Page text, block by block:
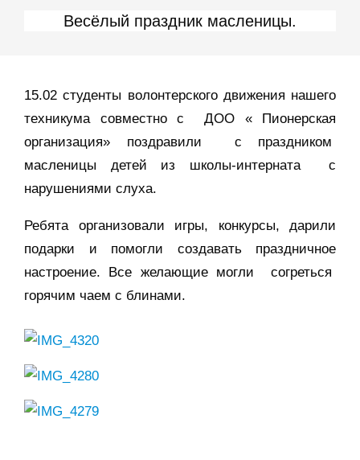
Весёлый праздник масленицы.
15.02 студенты волонтерского движения нашего
техникума совместно с ДОО « Пионерская
организация» поздравили с праздником
масленицы детей из школы-интерната с
нарушениями слуха.
Ребята организовали игры, конкурсы, дарили
подарки и помогли создавать праздничное
настроение. Все желающие могли согреться
горячим чаем с блинами.